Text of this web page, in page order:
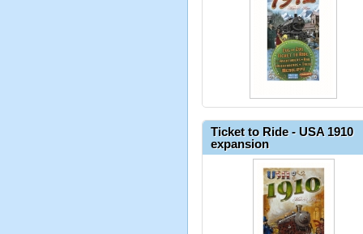
Ticket to Ride - USA 1910
expansion